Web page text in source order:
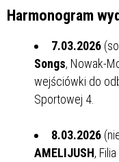
Harmonogram
7.03.2026
Songs, Nowak-
wejściówki do
Sportowej 4.
8.03.2026
AMELIJUSH,